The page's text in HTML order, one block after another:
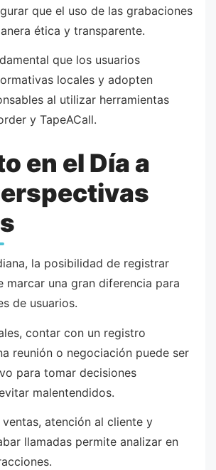
que el uso de las grabaciones
ética y transparente.
que los usuarios
locales y adopten
al utilizar herramientas
y TapeACall.
en el Día a
la posibilidad de registrar
marcar una gran diferencia para
de usuarios.
contar con un registro
reunión o negociación puede ser
para tomar decisiones
malentendidos.
ventas, atención al cliente y
llamadas permite analizar en